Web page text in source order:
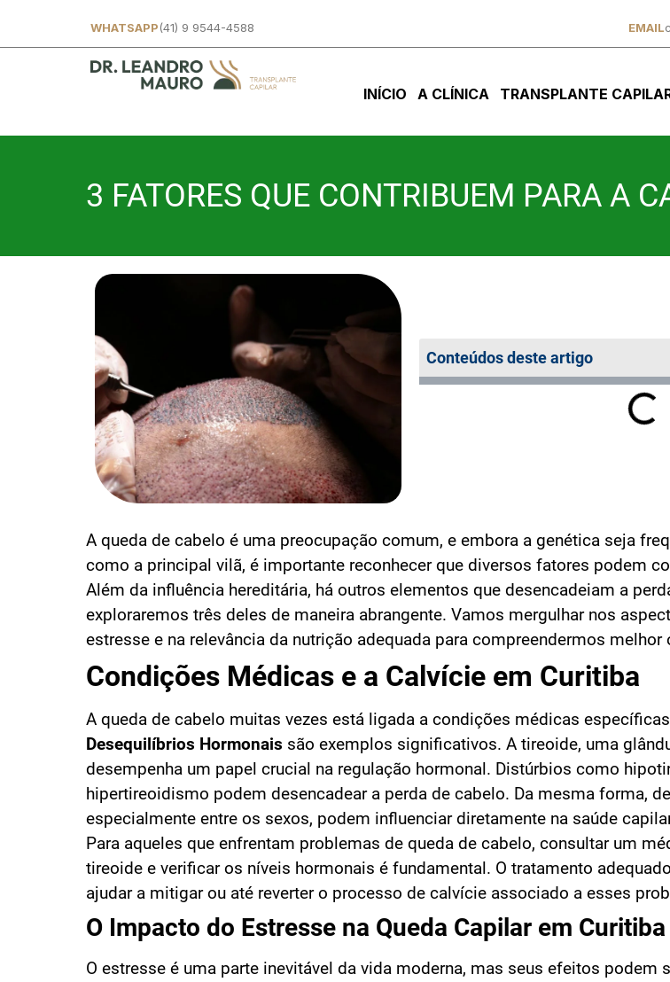
WHATSAPP(41) 9 9544-4588 EMAIL
INÍCIO A CLÍNICA TRANSPLANTE
3 FATORES QUE CONTRIBUEM PARA A
Conteúdos deste artigo
A queda de cabelo é uma preocupação comum, e embora a genética seja
como a principal vilã, é importante reconhecer que diversos fatores podem
Além da influência hereditária, há outros elementos que desencadeiam a
exploraremos três deles de maneira abrangente. Vamos mergulhar nos
estresse e na relevância da nutrição adequada para compreendermos
Condições Médicas e a Calvície em Curitiba
A queda de cabelo muitas vezes está ligada a condições médicas
Desequilíbrios Hormonais são exemplos significativos. A tireoide, uma
desempenha um papel crucial na regulação hormonal. Distúrbios como
hipertireoidismo podem desencadear a perda de cabelo. Da mesma forma,
especialmente entre os sexos, podem influenciar diretamente na saúde
Para aqueles que enfrentam problemas de queda de cabelo, consultar um
tireoide e verificar os níveis hormonais é fundamental. O tratamento
ajudar a mitigar ou até reverter o processo de calvície associado a esses
O Impacto do Estresse na Queda Capilar em Curitiba
O estresse é uma parte inevitável da vida moderna, mas seus efeitos podem